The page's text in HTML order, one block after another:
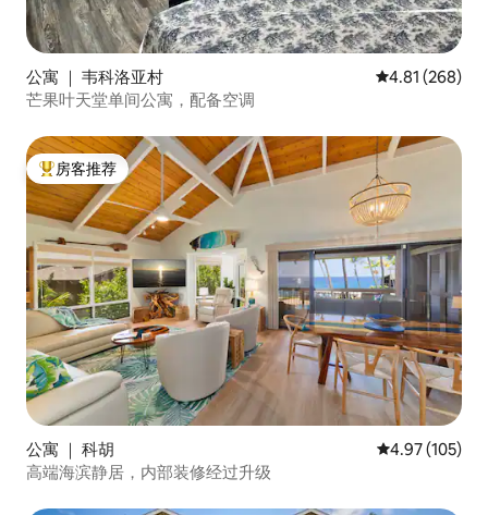
公寓 ｜ 韦科洛亚村 平均评分 4.81
4.81 (268)
芒果叶天堂单间公寓，配备空调
热门「房客推荐」
房客推荐
公寓 ｜ 科胡 平均评分 4.97
4.97 (105)
高端海滨静居，内部装修经过升级